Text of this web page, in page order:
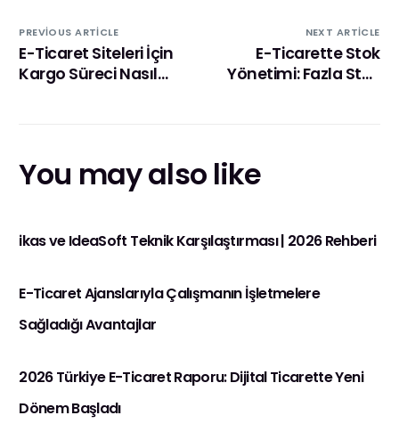
PREVIOUS ARTICLE
E-Ticaret Siteleri İçin
Kargo Süreci Nasıl
NEXT ARTICLE
E-Ticarette Stok
Yönetimi: Fazla Stok
You may also like
ikas ve IdeaSoft Teknik Karşılaştırması | 2026 Rehberi
E-Ticaret Ajanslarıyla Çalışmanın İşletmelere
Sağladığı Avantajlar
2026 Türkiye E-Ticaret Raporu: Dijital Ticarette Yeni
Dönem Başladı